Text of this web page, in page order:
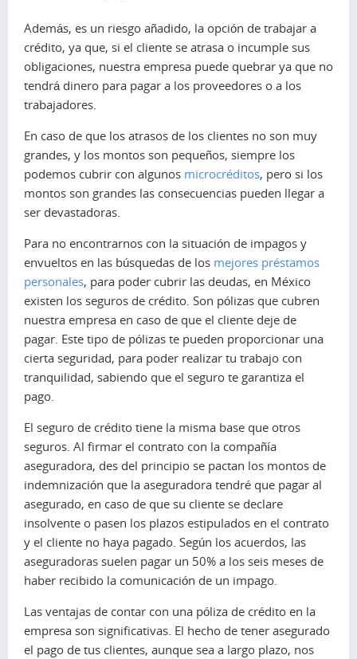
Además, es un riesgo añadido, la opción de trabajar a
crédito, ya que, si el cliente se atrasa o incumple sus
obligaciones, nuestra empresa puede quebrar ya que no
tendrá dinero para pagar a los proveedores o a los
trabajadores.
En caso de que los atrasos de los clientes no son muy
grandes, y los montos son pequeños, siempre los
podemos cubrir con algunos microcréditos, pero si los
montos son grandes las consecuencias pueden llegar a
ser devastadoras.
Para no encontrarnos con la situación de impagos y
envueltos en las búsquedas de los mejores préstamos
personales, para poder cubrir las deudas, en México
existen los seguros de crédito. Son pólizas que cubren
nuestra empresa en caso de que el cliente deje de
pagar. Este tipo de pólizas te pueden proporcionar una
cierta seguridad, para poder realizar tu trabajo con
tranquilidad, sabiendo que el seguro te garantiza el
pago.
El seguro de crédito tiene la misma base que otros
seguros. Al firmar el contrato con la compañía
aseguradora, des del principio se pactan los montos de
indemnización que la aseguradora tendré que pagar al
asegurado, en caso de que su cliente se declare
insolvente o pasen los plazos estipulados en el contrato
y el cliente no haya pagado. Según los acuerdos, las
aseguradoras suelen pagar un 50% a los seis meses de
haber recibido la comunicación de un impago.
Las ventajas de contar con una póliza de crédito en la
empresa son significativas. El hecho de tener asegurado
el pago de tus clientes, aunque sea a largo plazo, nos